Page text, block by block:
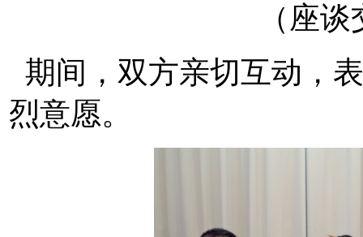
（座
期间，双方亲切互动，
烈意愿。